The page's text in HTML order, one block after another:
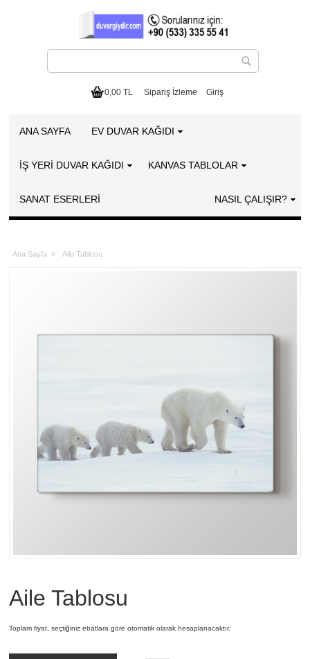
0,00 TL Sipariş İzleme Giriş
ANA SAYFA EV DUVAR KAĞIDI
İŞ YERİ DUVAR KAĞIDI KANVAS TABLOLAR
SANAT ESERLERI NASIL ÇALIŞIR?
Ana Sayfa » Aile Tablosu
Aile Tablosu
Toplam fiyat, seçtiğiniz ebatlara göre otomatik olarak hesaplanacaktır.